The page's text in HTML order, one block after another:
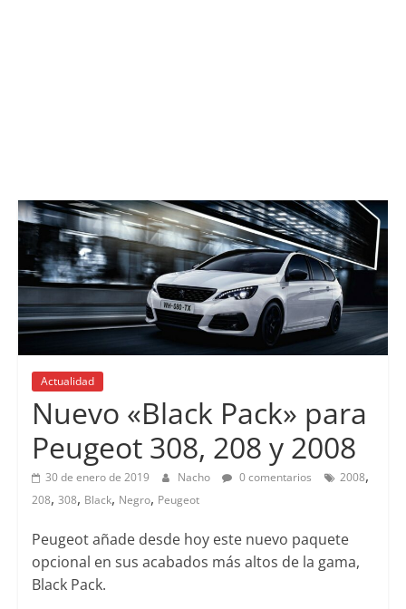
Actualidad
Nuevo «Black Pack» para
Peugeot 308, 208 y 2008
30 de enero de 2019 Nacho 0 comentarios 2008,
208, 308, Black, Negro, Peugeot
Peugeot añade desde hoy este nuevo paquete
opcional en sus acabados más altos de la gama,
Black Pack.